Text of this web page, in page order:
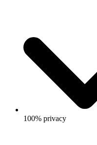
100% privacy